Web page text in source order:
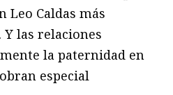
Leo Caldas más
las relaciones
la paternidad en
especial